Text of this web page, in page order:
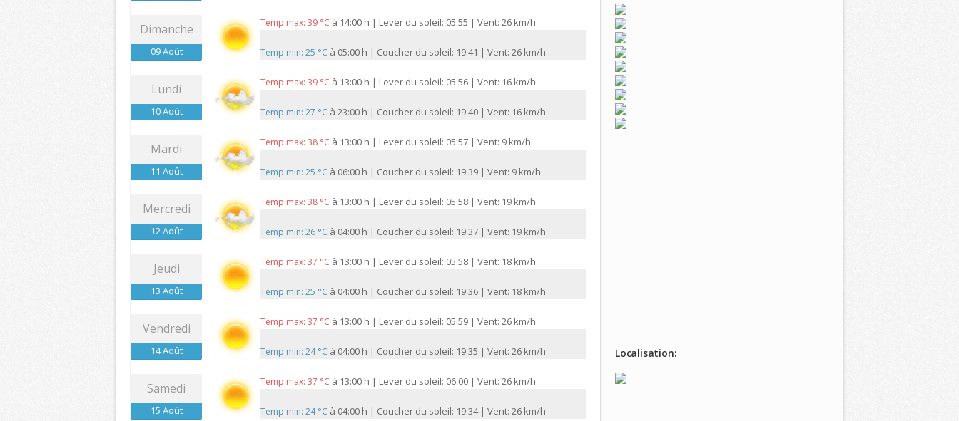
Dimanche
09 Août
Temp max: 39 °C à 14:00 h | Lever du soleil: 05:55 | Vent: 26 km/h
Temp min: 25 °C à 05:00 h | Coucher du soleil: 19:41 | Vent: 26 km/h
Lundi
10 Août
Temp max: 39 °C à 13:00 h | Lever du soleil: 05:56 | Vent: 16 km/h
Temp min: 27 °C à 23:00 h | Coucher du soleil: 19:40 | Vent: 16 km/h
Mardi
11 Août
Temp max: 38 °C à 13:00 h | Lever du soleil: 05:57 | Vent: 9 km/h
Temp min: 25 °C à 06:00 h | Coucher du soleil: 19:39 | Vent: 9 km/h
Mercredi
12 Août
Temp max: 38 °C à 13:00 h | Lever du soleil: 05:58 | Vent: 19 km/h
Temp min: 26 °C à 04:00 h | Coucher du soleil: 19:37 | Vent: 19 km/h
Jeudi
13 Août
Temp max: 37 °C à 13:00 h | Lever du soleil: 05:58 | Vent: 18 km/h
Temp min: 25 °C à 04:00 h | Coucher du soleil: 19:36 | Vent: 18 km/h
Vendredi
14 Août
Temp max: 37 °C à 13:00 h | Lever du soleil: 05:59 | Vent: 26 km/h
Temp min: 24 °C à 04:00 h | Coucher du soleil: 19:35 | Vent: 26 km/h
Samedi
15 Août
Temp max: 37 °C à 13:00 h | Lever du soleil: 06:00 | Vent: 26 km/h
Temp min: 24 °C à 04:00 h | Coucher du soleil: 19:34 | Vent: 26 km/h
Localisation: